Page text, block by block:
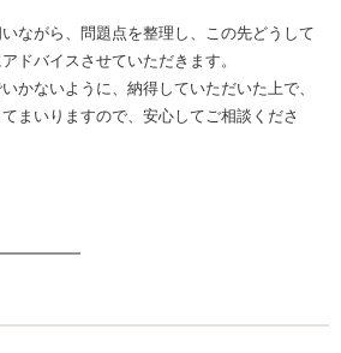
ながら、問題点を整理し、この先どうして
ドバイスさせていただきます。
かないように、納得していただいた上で、
まいりますので、安心してご相談くださ